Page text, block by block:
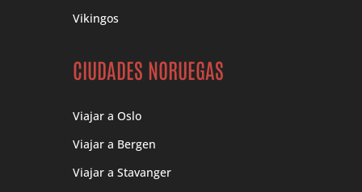
Vikingos
CIUDADES NORUEGAS
Viajar a Oslo
Viajar a Bergen
Viajar a Stavanger